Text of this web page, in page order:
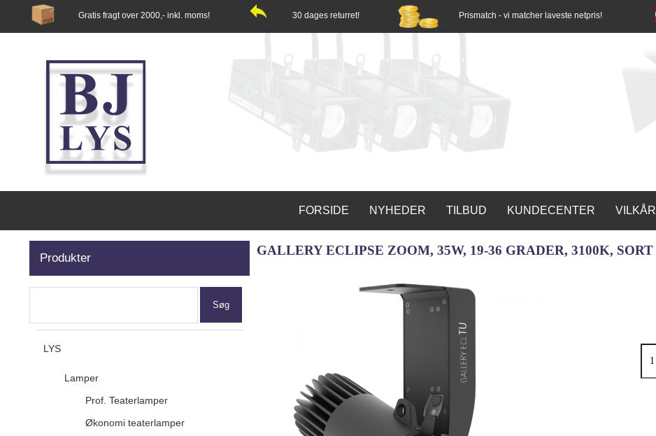
Gratis fragt over 2000,- inkl. moms! 30 dages returret! Prismatch - vi matcher laveste netpris!
FORSIDE NYHEDER TILBUD KUNDECENTER VILKÅR
Produkter
LYS
Lamper
Prof. Teaterlamper
Økonomi teaterlamper
GALLERY ECLIPSE ZOOM, 35W, 19-36 GRADER, 3100K, SORT